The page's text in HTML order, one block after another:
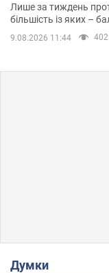
Лише за тиждень
більшість із яких –
9.08.2026 11:44 402
Думки